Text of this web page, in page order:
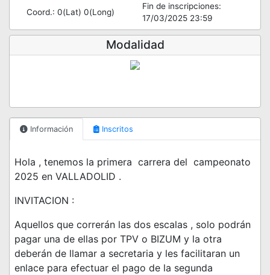
Coord.: 0(Lat) 0(Long)
Fin de inscripciones:
17/03/2025 23:59
Modalidad
Información Inscritos
Hola , tenemos la primera carrera del campeonato
2025 en VALLADOLID .
INVITACION :
Aquellos que correrán las dos escalas , solo podrán
pagar una de ellas por TPV o BIZUM y la otra
deberán de llamar a secretaria y les facilitaran un
enlace para efectuar el pago de la segunda